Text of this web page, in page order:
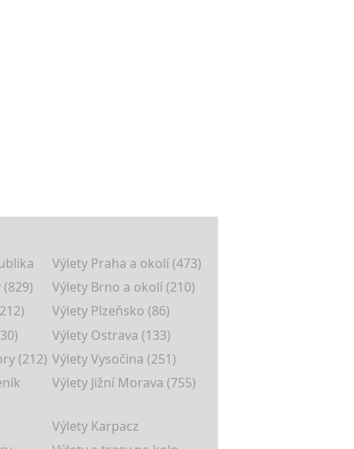
Výlety Praha a okolí (473)
(829)
Výlety Brno a okolí (210)
Výlety Plzeňsko (86)
Výlety Ostrava (133)
(212) Výlety Vysočina (251)
Výlety Jižní Morava (755)
Výlety Karpacz